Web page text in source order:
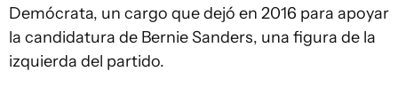
Demócrata, un cargo que dejó en 2016 para apoyar
la candidatura de Bernie Sanders, una figura de la
izquierda del partido.